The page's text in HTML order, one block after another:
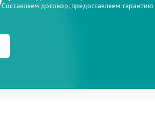
Составляем договор, предоставляем гарантию